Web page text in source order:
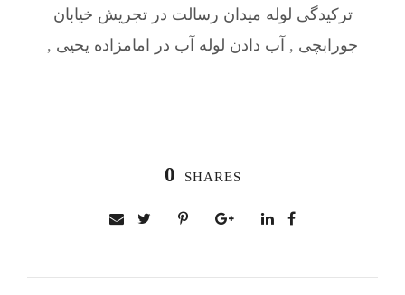
ترکیدگی لوله میدان رسالت در تجریش خیابان
جورابچی , آب دادن لوله آب در امامزاده یحیی ,
0 SHARES